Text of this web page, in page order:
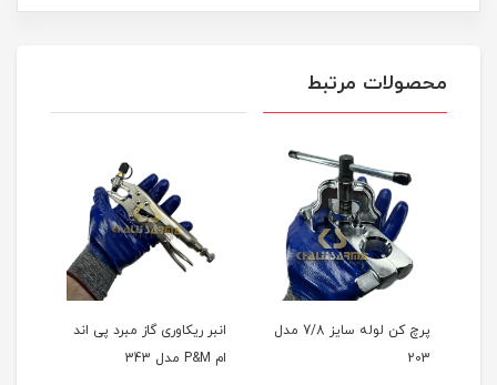
محصولات مرتبط
پرچ کن لوله سایز 7/8 مدل
203
انبر ریکاوری گاز مبرد پی اند
ام P&M مدل 343